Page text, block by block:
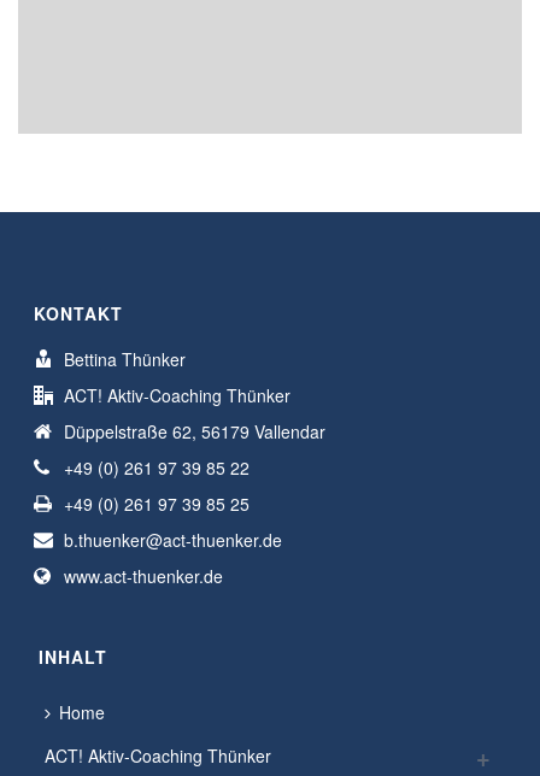
KONTAKT
Bettina Thünker
ACT! Aktiv-Coaching Thünker
Düppelstraße 62, 56179 Vallendar
+49 (0) 261 97 39 85 22
+49 (0) 261 97 39 85 25
b.thuenker@act-thuenker.de
www.act-thuenker.de
INHALT
Home
ACT! Aktiv-Coaching Thünker